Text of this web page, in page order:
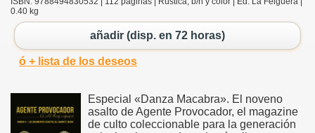
0.40 kg
añadir (disp. en 72 horas)
ó + lista de los deseos
Especial «Danza Macabra». El noveno
asalto de Agente Provocador, el magazine
de culto coleccionable para la generación